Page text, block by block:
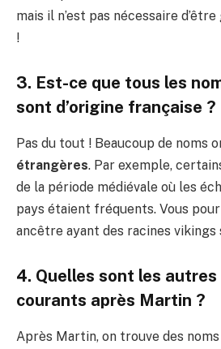
mais il n’est pas nécessaire
!
3. Est-ce que tous les
sont d’origine française ?
Pas du tout ! Beaucoup de noms
étrangères. Par exemple,
de la période médiévale où les
pays étaient fréquents. Vous
ancêtre ayant des racines vikings
4. Quelles sont les
courants après Martin ?
Après Martin, on trouve des